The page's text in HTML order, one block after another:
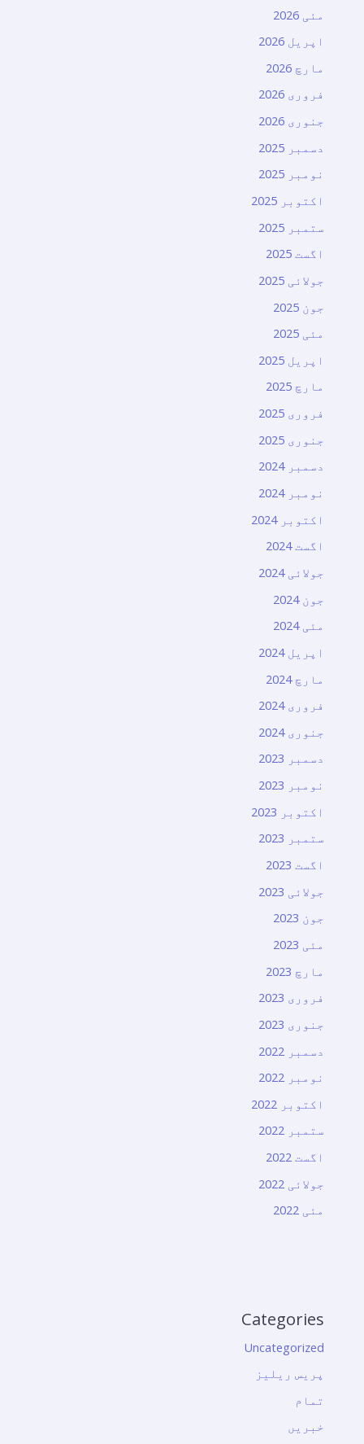
مئی 2026
اپریل 2026
مارچ 2026
فروری 2026
جنوری 2026
دسمبر 2025
نومبر 2025
اکتوبر 2025
ستمبر 2025
اگست 2025
جولائی 2025
جون 2025
مئی 2025
اپریل 2025
مارچ 2025
فروری 2025
جنوری 2025
دسمبر 2024
نومبر 2024
اکتوبر 2024
اگست 2024
جولائی 2024
جون 2024
مئی 2024
اپریل 2024
مارچ 2024
فروری 2024
جنوری 2024
دسمبر 2023
نومبر 2023
اکتوبر 2023
ستمبر 2023
اگست 2023
جولائی 2023
جون 2023
مئی 2023
مارچ 2023
فروری 2023
جنوری 2023
دسمبر 2022
نومبر 2022
اکتوبر 2022
ستمبر 2022
اگست 2022
جولائی 2022
مئی 2022
Categories
Uncategorized
پریس ریلیز
تمام
خبریں